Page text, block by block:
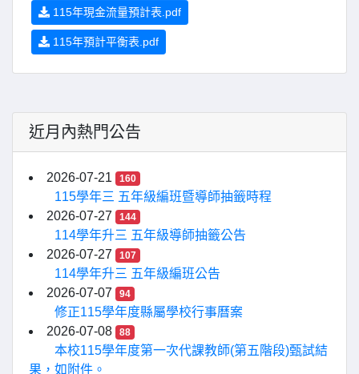
115年現金流量預計表.pdf
115年預計平衡表.pdf
近月內熱門公告
2026-07-21 160
115學年三 五年級編班暨導師抽籤時程
2026-07-27
144
114學年升三 五年級導師抽籤公告
2026-07-27
107
114學年升三 五年級編班公告
2026-07-07
94
修正115學年度縣屬學校行事曆案
2026-07-08
88
本校115學年度第一次代課教師(第五階段)甄試結
果，如附件。